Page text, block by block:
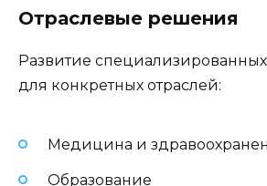
Отраслевые решения
Развитие
для конкретных отраслей:
Медицина и
Образование